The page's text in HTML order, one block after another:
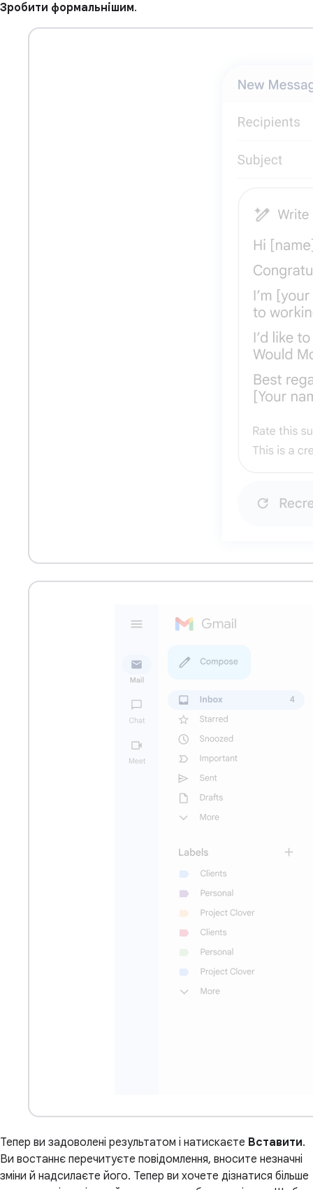
Зробити формальнішим.
Тепер ви задоволені результатом і натискаєте Вставити.
Ви востаннє перечитуєте повідомлення, вносите незначні
зміни й надсилаєте його. Тепер ви хочете дізнатися більше